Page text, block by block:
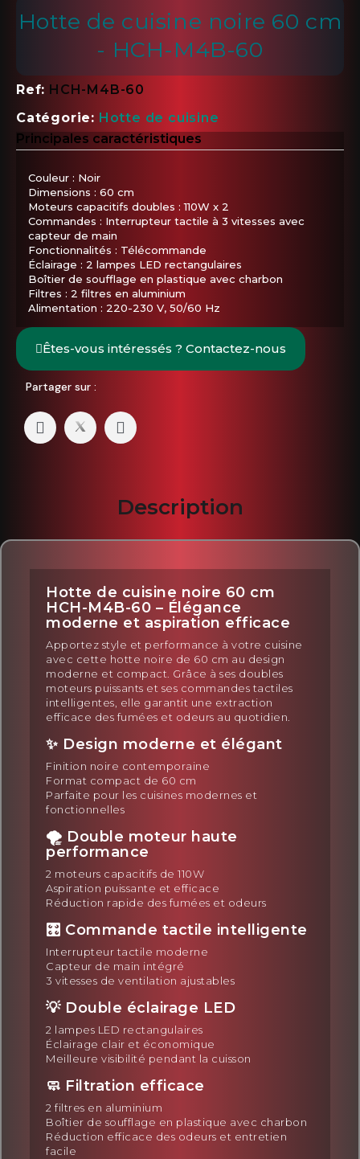
Hotte de cuisine noire 60 cm
- HCH-M4B-60
Ref
HCH-M4B-60
Catégorie
Hotte de cuisine
Principales caractéristiques
Couleur : Noir
Dimensions : 60 cm
Moteurs capacitifs doubles : 110W x 2
Commandes : Interrupteur tactile à 3 vitesses avec
capteur de main
Fonctionnalités : Télécommande
Éclairage : 2 lampes LED rectangulaires
Boîtier de soufflage en plastique avec charbon
Filtres : 2 filtres en aluminium
Alimentation : 220-230 V, 50/60 Hz
Êtes-vous intéressés ? Contactez-nous
Partager sur :
Description
Hotte de cuisine noire 60 cm
HCH-M4B-60 – Élégance
moderne et aspiration efficace
Apportez style et performance à votre cuisine
avec cette hotte noire de 60 cm au design
moderne et compact. Grâce à ses doubles
moteurs puissants et ses commandes tactiles
intelligentes, elle garantit une extraction
efficace des fumées et odeurs au quotidien.
✨ Design moderne et élégant
Finition noire contemporaine
Format compact de 60 cm
Parfaite pour les cuisines modernes et
fonctionnelles
🌪️ Double moteur haute
performance
2 moteurs capacitifs de 110W
Aspiration puissante et efficace
Réduction rapide des fumées et odeurs
🎛️ Commande tactile intelligente
Interrupteur tactile moderne
Capteur de main intégré
3 vitesses de ventilation ajustables
💡 Double éclairage LED
2 lampes LED rectangulaires
Éclairage clair et économique
Meilleure visibilité pendant la cuisson
🧼 Filtration efficace
2 filtres en aluminium
Boîtier de soufflage en plastique avec charbon
Réduction efficace des odeurs et entretien
facile